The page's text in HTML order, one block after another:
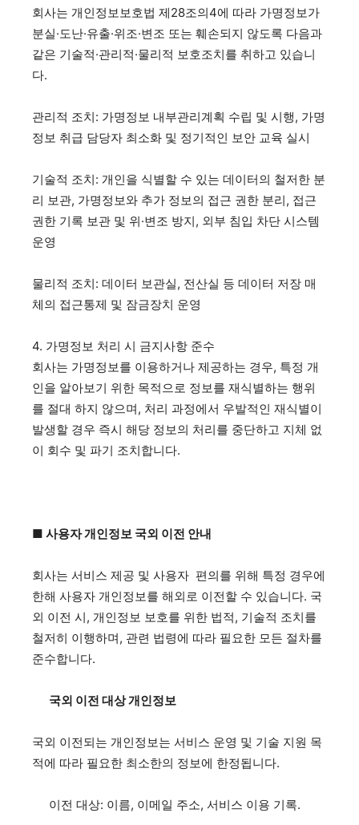
회사는 개인정보보호법 제28조의4에 따라 가명정보가
분실·도난·유출·위조·변조 또는 훼손되지 않도록 다음과
같은 기술적·관리적·물리적 보호조치를 취하고 있습니
다.
관리적 조치: 가명정보 내부관리계획 수립 및 시행, 가명
정보 취급 담당자 최소화 및 정기적인 보안 교육 실시
기술적 조치: 개인을 식별할 수 있는 데이터의 철저한 분
리 보관, 가명정보와 추가 정보의 접근 권한 분리, 접근
권한 기록 보관 및 위·변조 방지, 외부 침입 차단 시스템
운영
물리적 조치: 데이터 보관실, 전산실 등 데이터 저장 매
체의 접근통제 및 잠금장치 운영
4. 가명정보 처리 시 금지사항 준수
회사는 가명정보를 이용하거나 제공하는 경우, 특정 개
인을 알아보기 위한 목적으로 정보를 재식별하는 행위
를 절대 하지 않으며, 처리 과정에서 우발적인 재식별이
발생할 경우 즉시 해당 정보의 처리를 중단하고 지체 없
이 회수 및 파기 조치합니다.
■ 사용자 개인정보 국외 이전 안내
회사는 서비스 제공 및 사용자 편의를 위해 특정 경우에
한해 사용자 개인정보를 해외로 이전할 수 있습니다. 국
외 이전 시, 개인정보 보호를 위한 법적, 기술적 조치를
철저히 이행하며, 관련 법령에 따라 필요한 모든 절차를
준수합니다.
국외 이전 대상 개인정보
국외 이전되는 개인정보는 서비스 운영 및 기술 지원 목
적에 따라 필요한 최소한의 정보에 한정됩니다.
이전 대상: 이름, 이메일 주소, 서비스 이용 기록.